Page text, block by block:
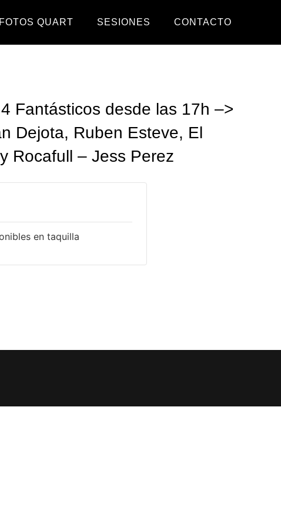
FOTOS QUART SESIONES CONTACTO
Fantásticos desde las 17h –>
Dejota, Ruben Esteve, El
Rocafull – Jess Perez
en taquilla